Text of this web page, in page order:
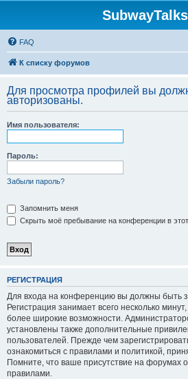
FAQ
К списку форумов
Для просмотра профилей вы
авторизованы.
Имя пользователя:
Пароль:
Забыли пароль?
Запомнить меня
Скрыть моё пребывание на конференции в
РЕГИСТРАЦИЯ
Для входа на конференцию вы должны быть
Регистрация занимает всего несколько
более широкие возможности.
установлены также дополнительные
пользователей. Прежде чем
ознакомиться с правилами и политикой,
Помните, что ваше присутствие на форумах
правилами.